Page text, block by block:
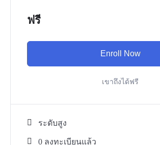
ฟรี
Enroll Now
เขาถึงได้ฟรี
ระดับสูง
0 ลงทะเบียนแล้ว